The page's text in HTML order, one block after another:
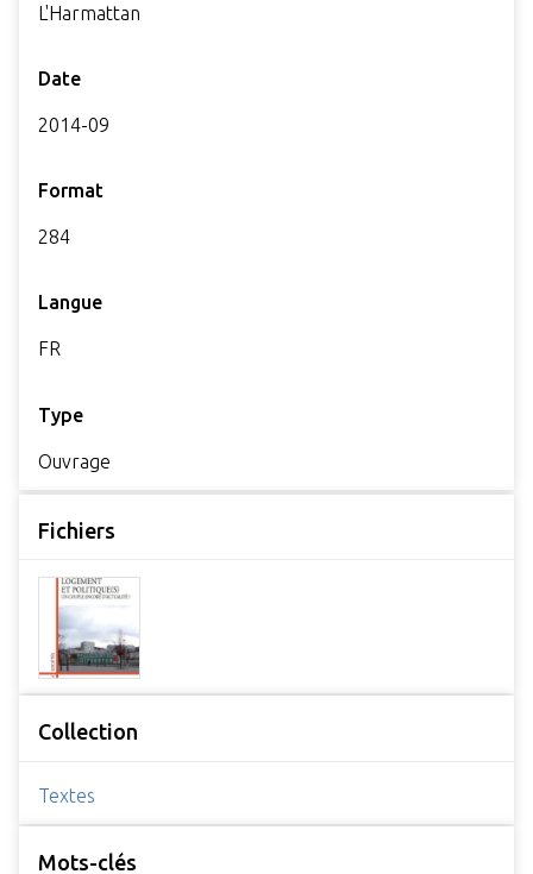
L'Harmattan
Date
2014-09
Format
284
Langue
FR
Type
Ouvrage
Fichiers
Collection
Textes
Mots-clés